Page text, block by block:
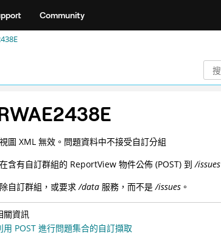
Community
圖 XML 無效。問題資料中不接受自訂分組
含有自訂群組的 ReportView 物件公佈 (POST) 到/issues
自訂群組，或要求/data 服務，而不是/issues 。
關資訊
用 POST 進行問題集合的自訂擷取